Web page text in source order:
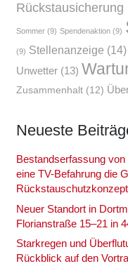
Rückstausicherung
Sommer(9) Spendenaktion(9)
(9) Stellenanzeige (14)
Unwetter(13)
Zusammenhalt(12)
Neu­es­te
Bestands­er­fas­sung
eine TV-Befah­rung die
Neu­er Stand­ort in
Flo­ri­an­stra­ße 15–21 in
Stark­re­gen und
Rück­blick auf den